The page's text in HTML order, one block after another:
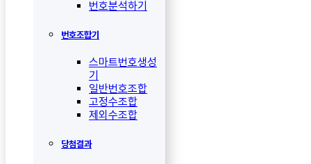
번호분석하기
번호조합기
스마트번호생성
기
일반번호조합
고정수조합
제외수조합
당첨결과